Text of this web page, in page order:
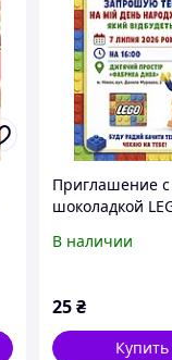
Приглашение с
шоколадкой
на День
В наличии
25₴
Купить